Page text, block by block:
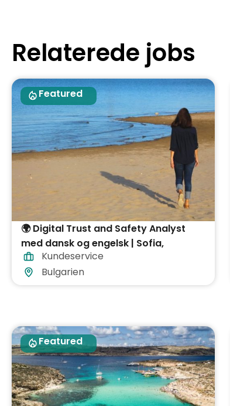
Relaterede jobs
Featured
🌍 Digital Trust and Safety Analyst
med dansk og engelsk | Sofia,
Bulgarien
Kundeservice
Bulgarien
Featured